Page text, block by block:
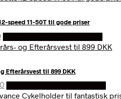
speed 11-50T til gode priser
Den
aktuelle
kr. 649,00.
Efterårsvest til 899 DKK
Den
aktuelle